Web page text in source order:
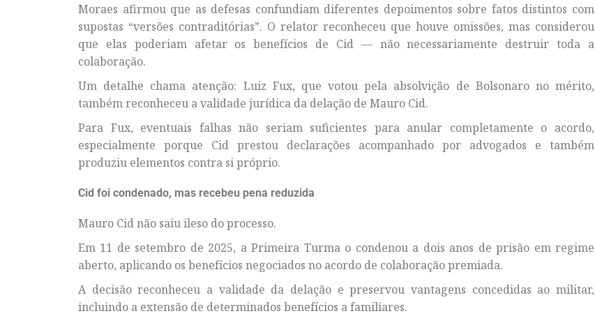
Moraes afirmou que as defesas confundiam diferentes depoimentos sobre fatos distintos com
supostas “versões contraditórias”. O relator reconheceu que houve omissões, mas considerou
que elas poderiam afetar os benefícios de Cid — não necessariamente destruir toda a
colaboração.
Um detalhe chama atenção: Luiz Fux, que votou pela absolvição de Bolsonaro no mérito,
também reconheceu a validade jurídica da delação de Mauro Cid.
Para Fux, eventuais falhas não seriam suficientes para anular completamente o acordo,
especialmente porque Cid prestou declarações acompanhado por advogados e também
produziu elementos contra si próprio.
Cid foi condenado, mas recebeu pena reduzida
Mauro Cid não saiu ileso do processo.
Em 11 de setembro de 2025, a Primeira Turma o condenou a dois anos de prisão em regime
aberto, aplicando os benefícios negociados no acordo de colaboração premiada.
A decisão reconheceu a validade da delação e preservou vantagens concedidas ao militar,
incluindo a extensão de determinados benefícios a familiares.